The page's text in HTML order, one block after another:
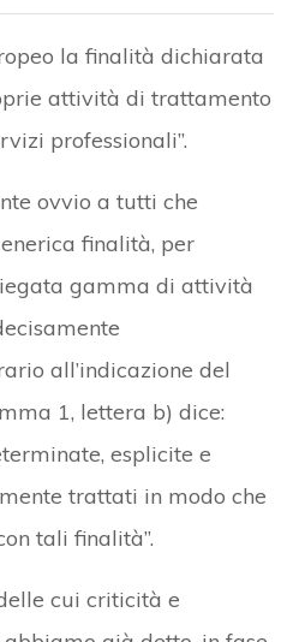
la finalità dichiarata
attività di trattamento
professionali”.
ovvio a tutti che
finalità, per
gamma di attività
all’indicazione del
1, lettera b) dice:
esplicite e
trattati in modo che
tali finalità”.
cui criticità e